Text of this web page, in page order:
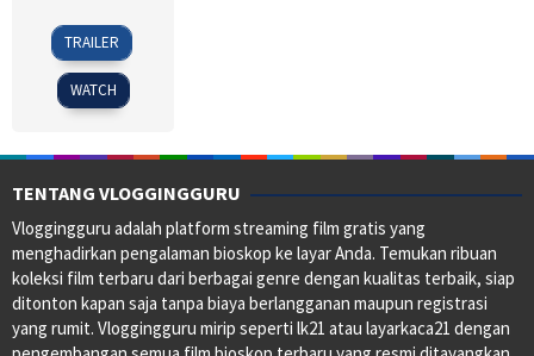
18
Mar
2010
Dean
DeBlois
TRAILER
WATCH
TENTANG VLOGGINGGURU
Vloggingguru adalah platform streaming film gratis yang
menghadirkan pengalaman bioskop ke layar Anda. Temukan ribuan
koleksi film terbaru dari berbagai genre dengan kualitas terbaik, siap
ditonton kapan saja tanpa biaya berlangganan maupun registrasi
yang rumit. Vloggingguru mirip seperti lk21 atau layarkaca21 dengan